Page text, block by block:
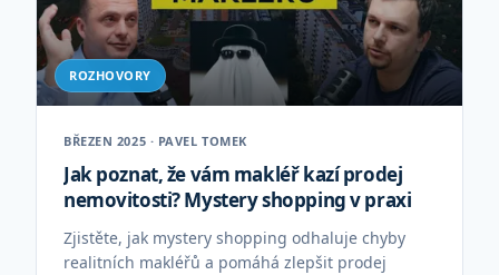
ROZHOVORY
BŘEZEN 2025 · PAVEL TOMEK
Jak poznat, že vám makléř kazí prodej
nemovitosti? Mystery shopping v praxi
Zjistěte, jak mystery shopping odhaluje chyby
realitních makléřů a pomáhá zlepšit prodej